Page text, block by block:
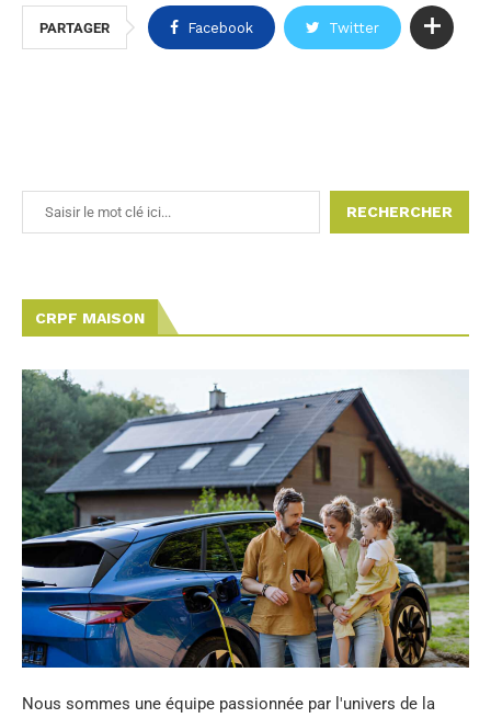
PARTAGER Facebook Twitter
RECHERCHER
CRPF MAISON
Nous sommes une équipe passionnée par l'univers de la